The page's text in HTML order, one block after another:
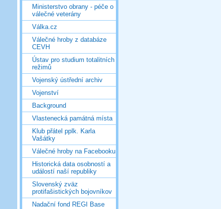
Ministerstvo obrany - péče o
válečné veterány
Válka.cz
Válečné hroby z databáze
CEVH
Ústav pro studium totalitních
režimů
Vojenský ústřední archiv
Vojenství
Background
Vlastenecká památná místa
Klub přátel pplk. Karla
Vašátky
Válečné hroby na Facebooku
Historická data osobností a
událostí naší republiky
Slovenský zväz
protifašistických bojovníkov
Nadační fond REGI Base